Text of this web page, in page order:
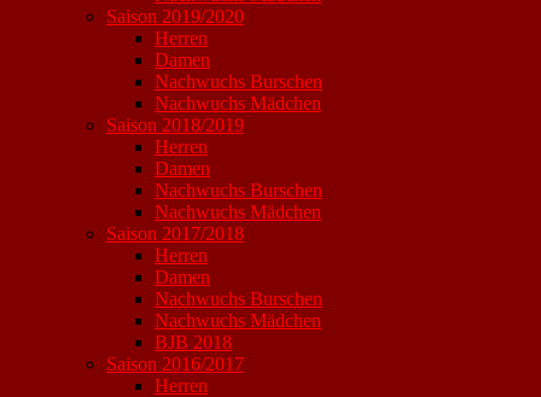
Saison 2019/2020
Herren
Damen
Nachwuchs Burschen
Nachwuchs Mädchen
Saison 2018/2019
Herren
Damen
Nachwuchs Burschen
Nachwuchs Mädchen
Saison 2017/2018
Herren
Damen
Nachwuchs Burschen
Nachwuchs Mädchen
BJB 2018
Saison 2016/2017
Herren